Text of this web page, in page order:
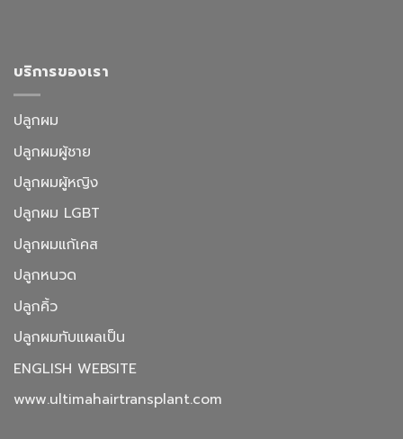
บริการของเรา
ปลูกผม
ปลูกผมผู้ชาย
ปลูกผมผู้หญิง
ปลูกผม LGBT
ปลูกผมแก้เคส
ปลูกหนวด
ปลูกคิ้ว
ปลูกผมทับแผลเป็น
ENGLISH WEBSITE
www.ultimahairtransplant.com